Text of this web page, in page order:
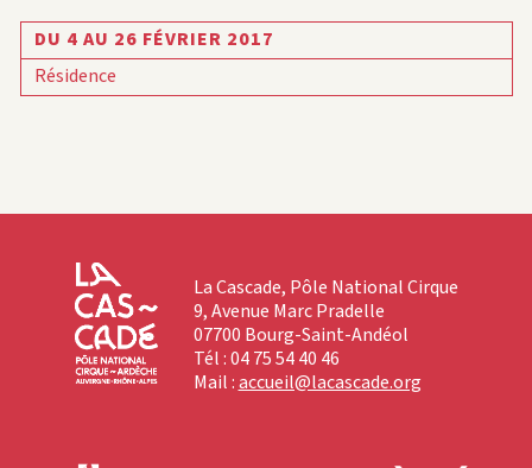
DU 4 AU 26 FÉVRIER 2017
Résidence
La Cascade, Pôle National Cirque
9, Avenue Marc Pradelle
07700 Bourg-Saint-Andéol
Tél : 04 75 54 40 46
Mail :accueil@lacascade.org